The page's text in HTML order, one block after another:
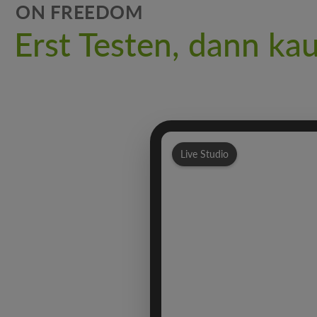
ON FREEDOM
Erst Testen, dann
Live Studio